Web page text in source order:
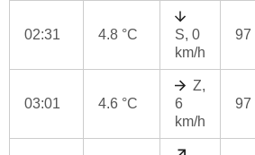
02:31 4.8 °C
S, 0
km/h
97
03:01 4.6 °C
Z,
6
km/h
97